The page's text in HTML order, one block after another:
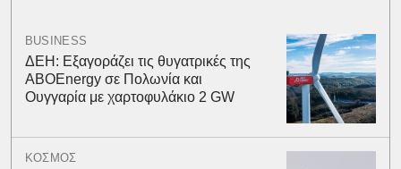
BUSINESS
ΔΕΗ: Εξαγοράζει τις θυγατρικές της
ABOEnergy σε Πολωνία και
Ουγγαρία με χαρτοφυλάκιο 2 GW
ΚΟΣΜΟΣ